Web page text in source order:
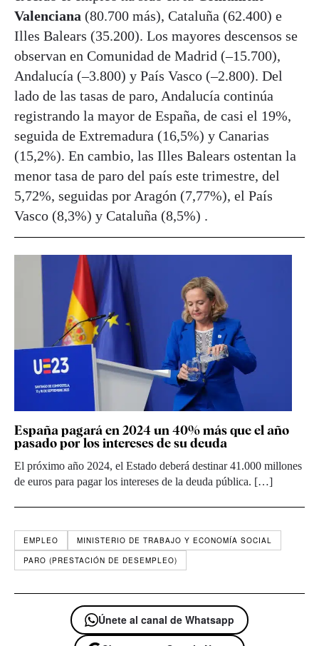
Valenciana (80.700 más), Cataluña (62.400) e
Illes Balears (35.200). Los mayores descensos se
observan en Comunidad de Madrid (–15.700),
Andalucía (–3.800) y País Vasco (–2.800). Del
lado de las tasas de paro, Andalucía continúa
registrando la mayor de España, de casi el 19%,
seguida de Extremadura (16,5%) y Canarias
(15,2%). En cambio, las Illes Balears ostentan la
menor tasa de paro del país este trimestre, del
5,72%, seguidas por Aragón (7,77%), el País
Vasco (8,3%) y Cataluña (8,5%) .
España pagará en 2024 un 40% más que el año
pasado por los intereses de su deuda
El próximo año 2024, el Estado deberá destinar 41.000 millones
de euros para pagar los intereses de la deuda pública. […]
EMPLEO
MINISTERIO DE TRABAJO Y ECONOMÍA SOCIAL
PARO (PRESTACIÓN DE DESEMPLEO)
Únete al canal de Whatsapp